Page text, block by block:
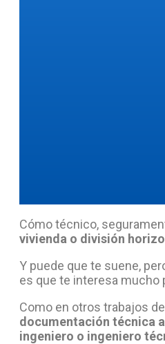
Cómo técnico,
vivienda o división
Y puede que te suene,
es que te interesa mucho
Como en otros trabajos
documentación técnica
ingeniero o ingeniero